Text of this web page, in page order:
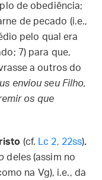
de obediência;
de pecado (i.e.,
pelo qual era
7) para que,
a outros do
enviou seu Filho,
os que
(cf. Lc 2, 22ss).
deles (assim no
na Vg), i.e., da